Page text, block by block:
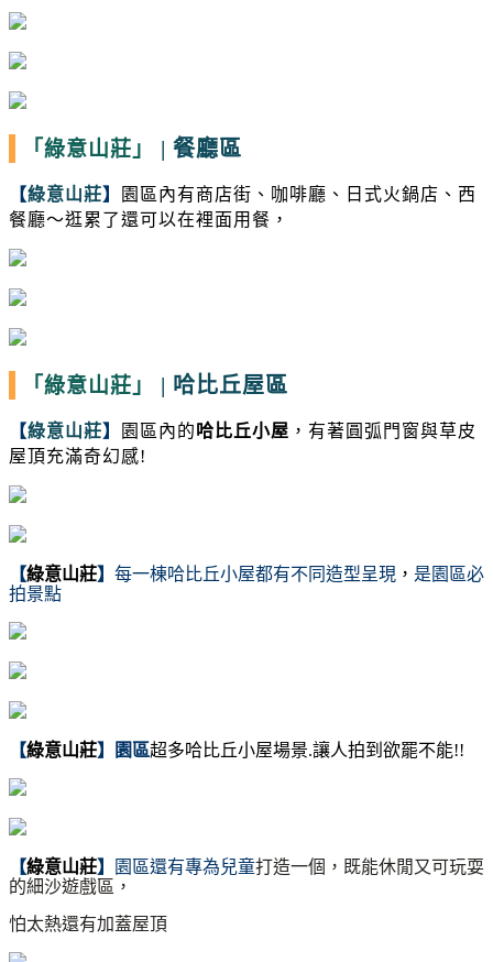
「綠意山莊」 | 餐廳區
【綠意山莊】
園區內有商店街、咖啡廳、日式火鍋店、西
餐廳～逛累了還可以在裡面用餐，
「綠意山莊」 | 哈比丘屋區
【綠意山莊】 園區內的哈比丘小屋 ，有著圓弧門窗與草皮
屋頂充滿奇幻感!
【綠意山莊】 每一棟哈比丘小屋都有不同造型呈現 ， 是園區必
拍景點
【綠意山莊】園區超多哈比丘小屋場景.讓人拍到欲罷不能!!
【綠意山莊】 園區還有專為兒童打造一個 ， 既能休閒又可玩耍
的細沙遊戲區 ，
怕太熱還有加蓋屋頂